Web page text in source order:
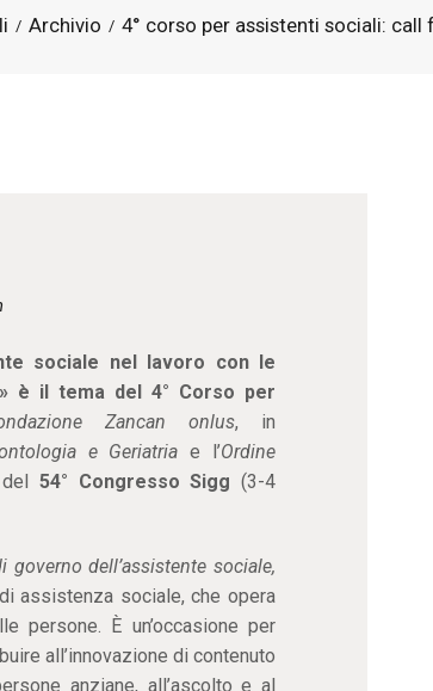
Archivio 4° corso per assistenti sociali: call
sociale nel lavoro con le
è il tema del 4° Corso per
Zancan onlus, in
e Geriatria e l’Ordine
54° Congresso Sigg(3-4
dell’assistente sociale,
assistenza sociale, che opera
persone. È un’occasione per
all’innovazione di contenuto
anziane, all’ascolto e al